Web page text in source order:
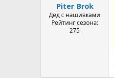
Piter Brok
Дед с нашивками
Рейтинг сезона:
275